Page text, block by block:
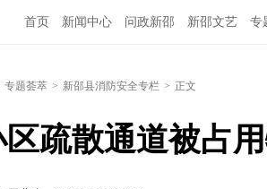
首页 新闻中心 问政新邵 新邵文艺 专
专题荟萃 > 新邵县消防安全专栏 > 正文
疏散通道被占